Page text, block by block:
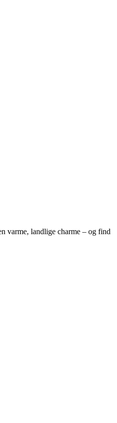
varme, landlige charme – og find